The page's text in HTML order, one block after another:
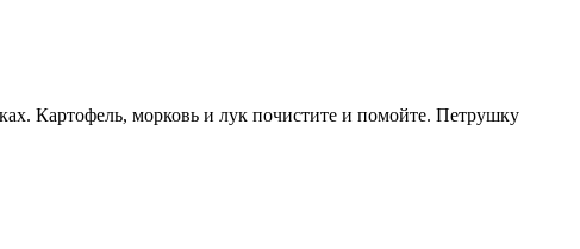
Картофель, морковь и лук почистите и помойте. Петрушку